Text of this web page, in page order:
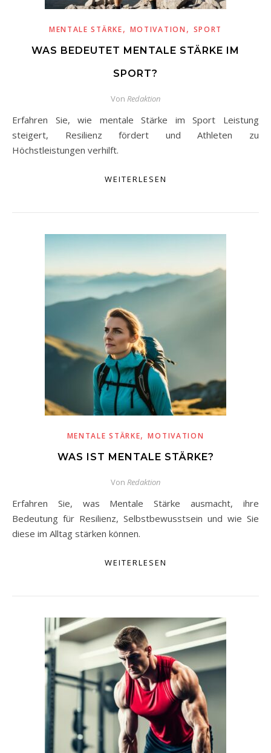
MENTALE STÄRKE, MOTIVATION , SPORT
WAS BEDEUTET MENTALE STÄRKE IM
SPORT?
Von Redaktion
Erfahren Sie, wie mentale Stärke im Sport Leistung
steigert, Resilienz fördert und Athleten zu
Höchstleistungen verhilft.
WEITERLESEN
MENTALE STÄRKE,MOTIVATION
WAS IST MENTALE STÄRKE?
Von Redaktion
Erfahren Sie, was Mentale Stärke ausmacht, ihre
Bedeutung für Resilienz, Selbstbewusstsein und wie Sie
diese im Alltag stärken können.
WEITERLESEN